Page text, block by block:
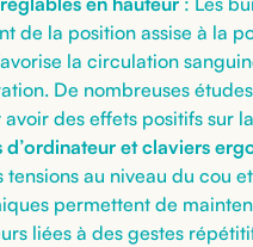
de la position assise à la
la circulation
De nombreuses
avoir des effets positifs sur
d’ordinateur et claviers
tensions au niveau du cou
permettent de
liées à des gestes